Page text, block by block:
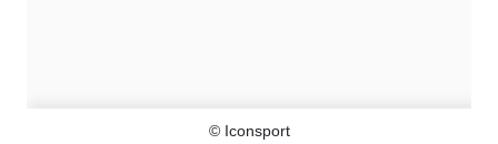
© Iconsport